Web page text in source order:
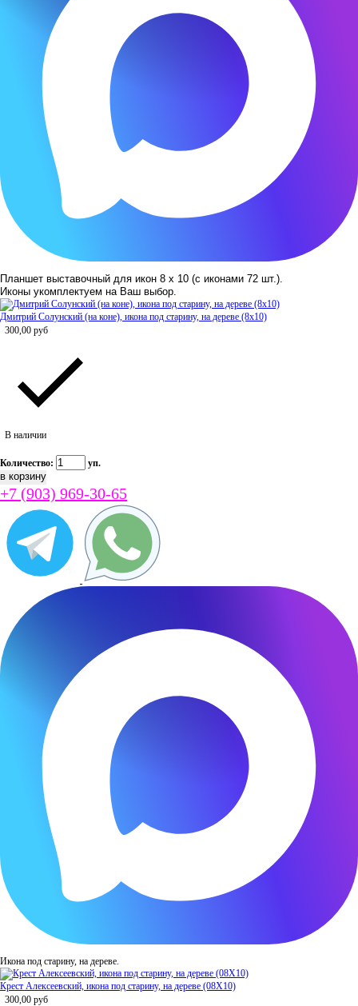
Планшет выставочный для икон 8 х 10 (с иконами 72 шт.).
Иконы укомплектуем на Ваш выбор.
Дмитрий Солунский (на коне), икона под старину, на дереве (8x10)
300,00 руб
В наличии
Количество: уп.
+7 (903) 969-30-65
Икона под старину, на дереве.
Крест Алексеевский, икона под старину, на дереве (08Х10)
300,00 руб